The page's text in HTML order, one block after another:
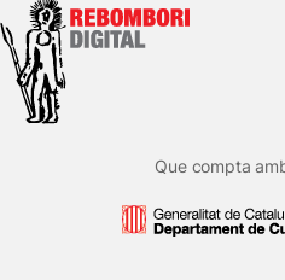
Que compta